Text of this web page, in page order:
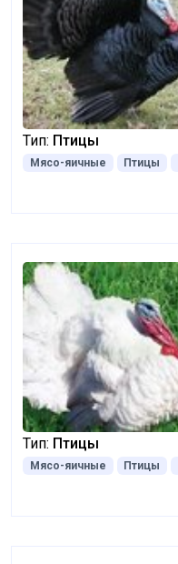
Тип: Птицы
Мясо-яичные Птицы
Тип: Птицы
Мясо-яичные Птицы